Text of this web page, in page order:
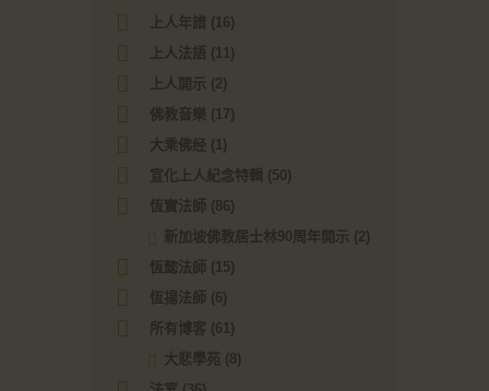
上人年譜 (16)
上人法語 (11)
上人開示 (2)
佛教音樂 (17)
大乘佛经 (1)
宣化上人紀念特輯 (50)
恆實法師 (86)
新加坡佛教居士林90周年開示 (2)
恆懿法師 (15)
恆揚法師 (6)
所有博客 (61)
大悲學苑 (8)